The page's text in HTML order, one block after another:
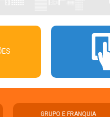
GRUPO E FRANQUIA